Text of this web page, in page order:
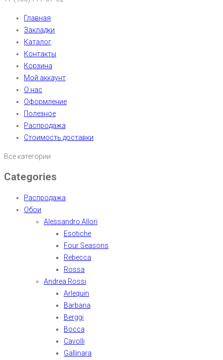
Главная
Закладки
Каталог
Контакты
Корзина
Мой аккаунт
О нас
Оформление
Полезное
Распродажа
Стоимость доставки
Все категории
Categories
Распродажа
Обои
Alessandro Allori
Esotiche
Four Seasons
Rebecca
Rossa
Andrea Rossi
Arlequin
Barbana
Berggi
Bocca
Cavolli
Gallinara